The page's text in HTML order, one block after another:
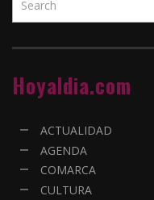
Hoyaldia.com
ACTUALIDAD
AGENDA
COMARCA
CULTURA